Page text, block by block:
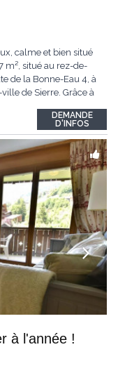
calme et bien situé
m², situé au rez-de-
de la Bonne-Eau 4, à
de Sierre. Grâce à
Un...
DEMANDE
D'INFOS
à l'année !